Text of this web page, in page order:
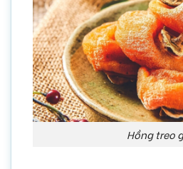
Hồng treo